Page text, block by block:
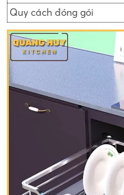
Quy cách đóng gói